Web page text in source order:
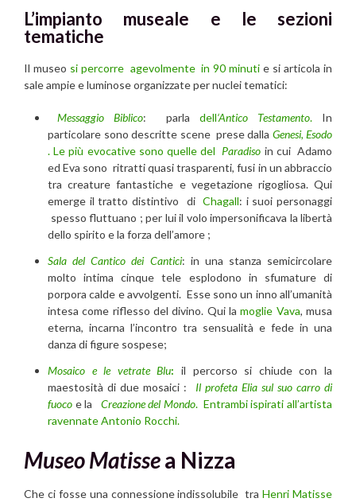
L’impianto museale e le sezioni
tematiche
Il museo si percorre agevolmente in 90 minuti e si articola in
sale ampie e luminose organizzate per nuclei tematici:
Messaggio Biblico: parla dell‘Antico Testamento.In
particolare sono descritte scene prese dalla Genesi, Esodo
. Le più evocative sono quelle del Paradiso in cui Adamo
ed Eva sono ritratti quasi trasparenti, fusi in un abbraccio
tra creature fantastiche e vegetazione rigogliosa. Qui
emerge il tratto distintivo di Chagall: i suoi personaggi
spesso fluttuano ; per lui il volo impersonificava la libertà
dello spirito e la forza dell’amore ;
Sala del Cantico dei Cantici: in una stanza semicircolare
molto intima cinque tele esplodono in sfumature di
porpora calde e avvolgenti. Esse sono un inno all’umanità
intesa come riflesso del divino. Qui lamoglie Vava, musa
eterna, incarna l’incontro tra sensualità e fede in una
danza di figure sospese;
Mosaico e le vetrate Blu: il percorso si chiude con la
maestosità di due mosaici :
Il profeta Elia sul suo carro di
fuoco e la Creazione del Mondo. Entrambi ispirati all’artista
ravennate Antonio Rocchi.
Museo Matissea Nizza
Che ci fosse una connessione indissolubile traHenri Matisse